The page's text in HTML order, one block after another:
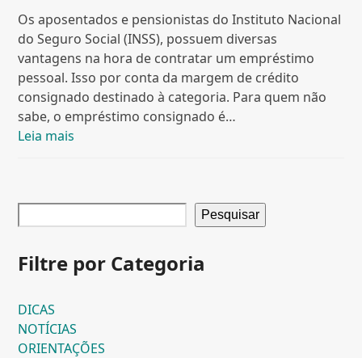
Os aposentados e pensionistas do Instituto Nacional
do Seguro Social (INSS), possuem diversas
vantagens na hora de contratar um empréstimo
pessoal. Isso por conta da margem de crédito
consignado destinado à categoria. Para quem não
sabe, o empréstimo consignado é…
Leia mais
Pesquisar
Filtre por Categoria
DICAS
NOTÍCIAS
ORIENTAÇÕES